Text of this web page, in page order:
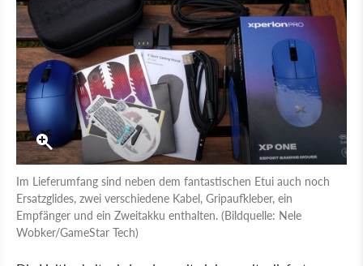
Im Lieferumfang sind neben dem fantastischen Etui auch noch
Ersatzglides, zwei verschiedene Kabel, Gripaufkleber, ein
Empfänger und ein Zweitakku enthalten. (Bildquelle: Nele
Wobker/GameStar Tech)